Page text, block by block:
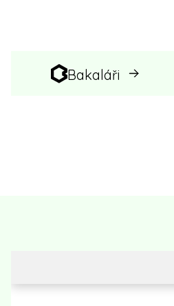
Bakaláři